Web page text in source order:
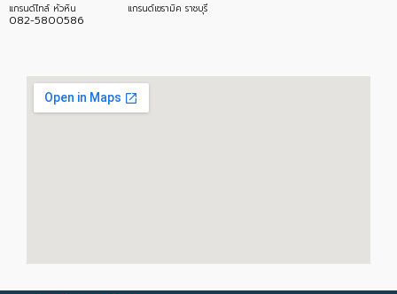
แกรนด์ไทล์ หัวหิน
082-5800586
แกรนด์เซรามิค ราชบุรี